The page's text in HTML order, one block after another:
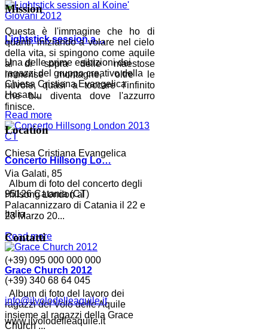
Lightstick session a…
Una delle prime esibizioni dei
ragazzi del gruppo creativo della
Chiesa Cristiana Evangelica
Hosan...
Read more
Concerto Hillsong Lo…
Album di foto del concerto degli
Hillsong London al
Palacannizzaro di Catania il 22 e
23 Marzo 20...
Read more
Grace Church 2012
Album di foto del lavoro dei
ragazzi del Volo delle Aquile
insieme al ragazzi della Grace
Church ...
Mission
Questa è l'immagine che ho di
quanti, iniziando a volare nel cielo
della vita, si spingono come aquile
al di sopra delle maestose
immense montagne, oltre le
nuvole, quasi a toccare l'infinito
che blu diventa dove l'azzurro
finisce.
Location
Chiesa Cristiana Evangelica
Via Galati, 85
95126 Catania (CT)
Italia
Contatti
(+39) 095 000 000 000
(+39) 340 68 64 045
info@ilvolodelleaquile.it
www.ilvolodelleaquile.it